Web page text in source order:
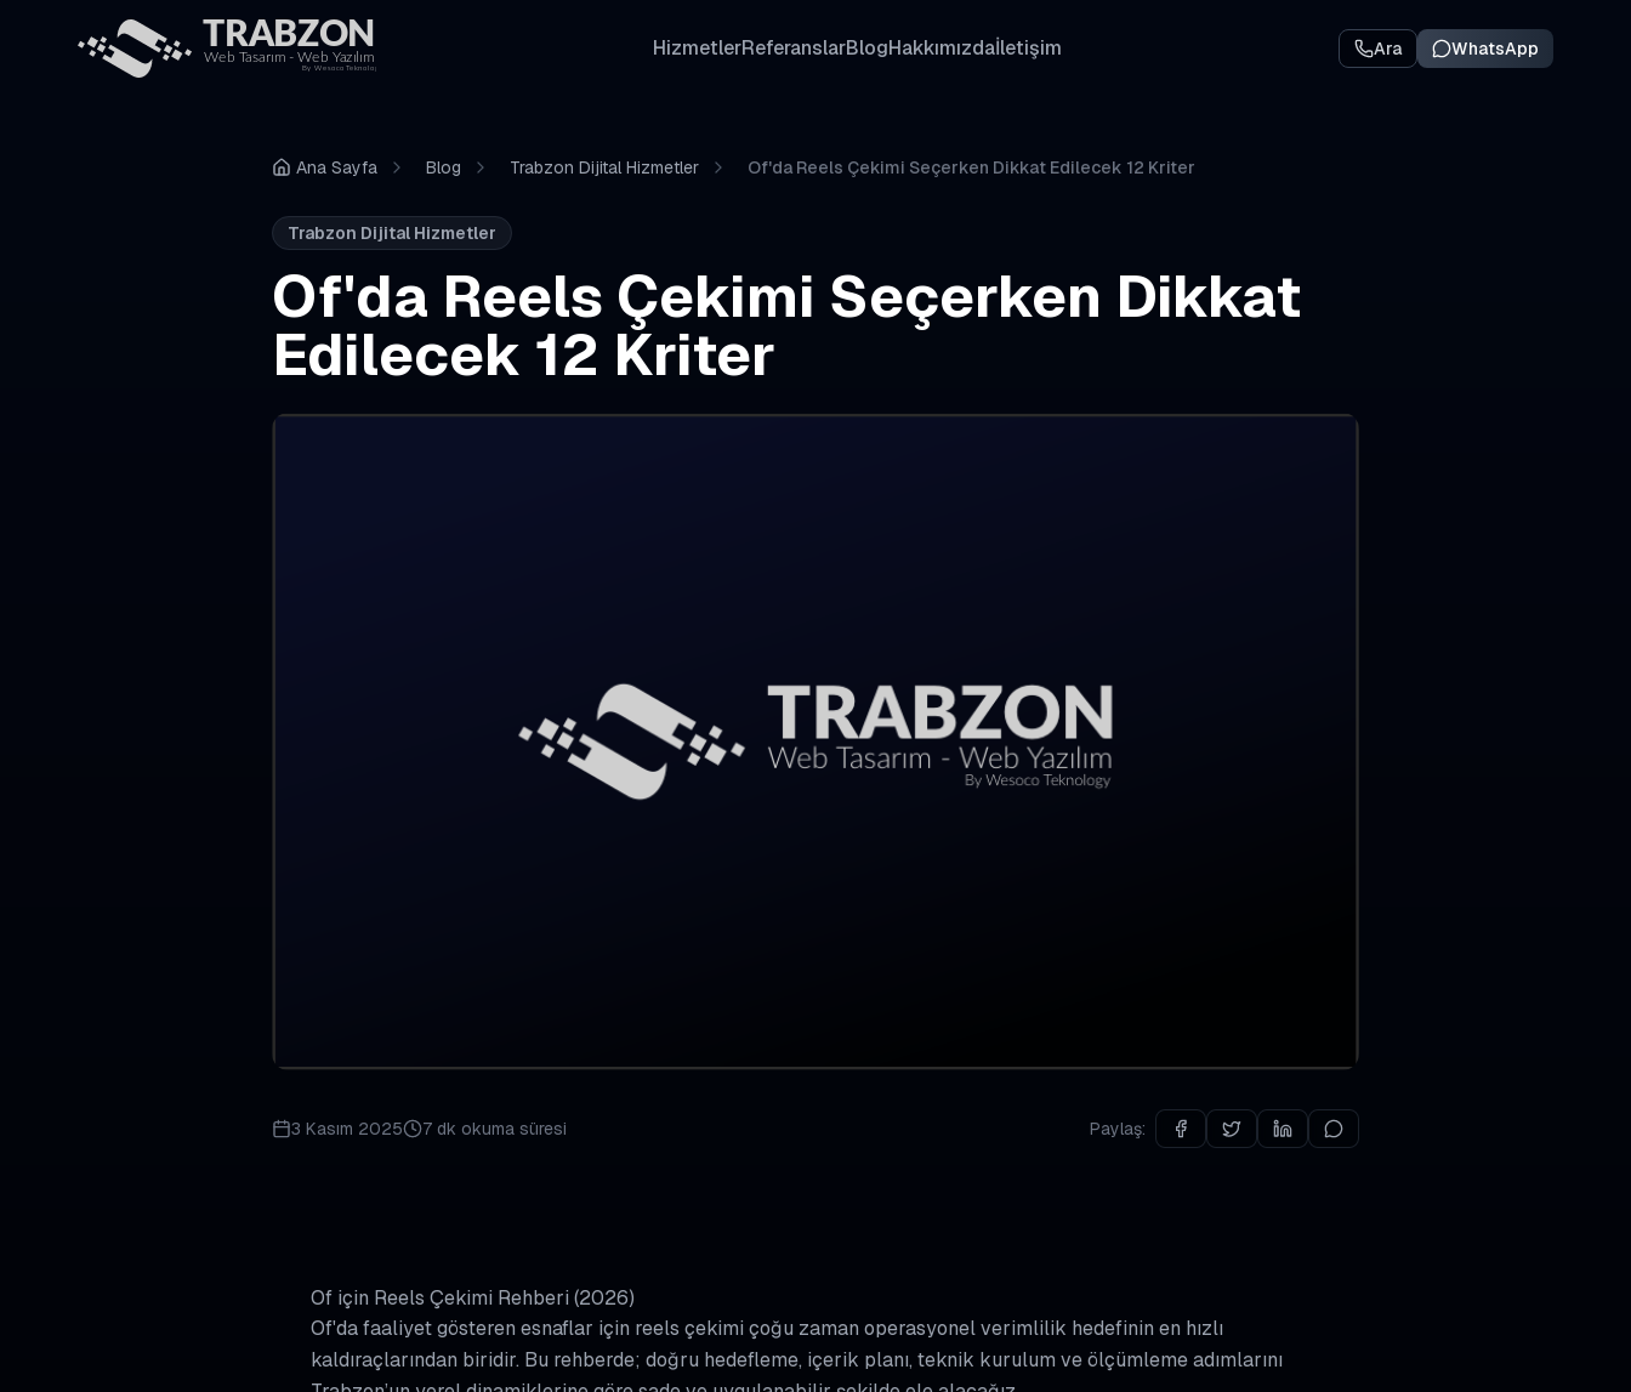
HizmetlerReferanslarBlogHakkımızdaİletişim Ara WhatsApp
Ana Sayfa Blog Trabzon Dijital Hizmetler Of'da Reels Çekimi Seçerken Dikkat Edilecek 12 Kriter
Trabzon Dijital Hizmetler
Of'da Reels Çekimi Seçerken Dikkat
Edilecek 12 Kriter
3 Kasım 2025 7 dk okuma süresi Paylaş:
Of için Reels Çekimi Rehberi (2026)
Of'da faaliyet gösteren esnaflar için reels çekimi çoğu zaman operasyonel verimlilik hedefinin en hızlı
kaldıraçlarından biridir. Bu rehberde; doğru hedefleme, içerik planı, teknik kurulum ve ölçümleme adımlarını